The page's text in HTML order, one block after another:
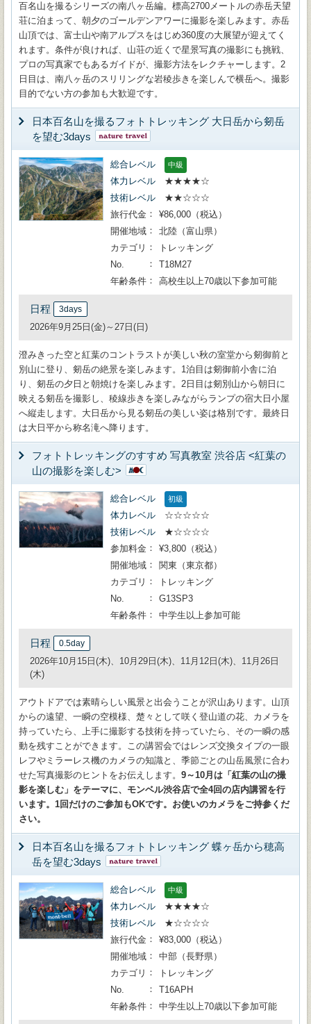
百名山を撮るシリーズの南八ヶ岳編。標高2700メートルの赤岳天望
荘に泊まって、朝夕のゴールデンアワーに撮影を楽しみます。赤岳
山頂では、富士山や南アルプスをはじめ360度の大展望が迎えてく
れます。条件が良ければ、山荘の近くで星景写真の撮影にも挑戦、
プロの写真家でもあるガイドが、撮影方法をレクチャーします。2
日目は、南八ヶ岳のスリリングな岩稜歩きを楽しんで横岳へ。撮影
目的でない方の参加も大歓迎です。
日本百名山を撮るフォトトレッキング 大日岳から剱岳
を望む3days
総合レベル 中級
体力レベル
★★★★☆
技術レベル
★★☆☆☆
旅行代金
¥86,000（税込）
開催地域
北陸（富山県）
カテゴリ
トレッキング
No.
T18M27
年齢条件
高校生以上70歳以下参加可能
日程 3days
2026年9月25日(金)～27日(日)
澄みきった空と紅葉のコントラストが美しい秋の室堂から剱御前と
別山に登り、剱岳の絶景を楽しみます。1泊目は剱御前小舎に泊
り、剱岳の夕日と朝焼けを楽しみます。2日目は剱別山から朝日に
映える剱岳を撮影し、稜線歩きを楽しみながらランプの宿大日小屋
へ縦走します。大日岳から見る剱岳の美しい姿は格別です。最終日
は大日平から称名滝へ降ります。
フォトトレッキングのすすめ 写真教室 渋谷店 <紅葉の
山の撮影を楽しむ>
総合レベル 初級
体力レベル
☆☆☆☆☆
技術レベル
★☆☆☆☆
参加料金
¥3,800（税込）
開催地域
関東（東京都）
カテゴリ
トレッキング
No.
G13SP3
年齢条件
中学生以上参加可能
日程 0.5day
2026年10月15日(木)、10月29日(木)、11月12日(木)、11月26日
(木)
アウトドアでは素晴らしい風景と出会うことが沢山あります。山頂
からの遠望、一瞬の空模様、楚々として咲く登山道の花、カメラを
持っていたら、上手に撮影する技術を持っていたら、その一瞬の感
動を残すことができます。この講習会ではレンズ交換タイプの一眼
レフやミラーレス機のカメラの知識と、季節ごとの山岳風景に合わ
せた写真撮影のヒントをお伝えします。 9～10月は「紅葉の山の撮
影を楽しむ」をテーマに、モンベル渋谷店で全4回の店内講習を行
います。1回だけのご参加もOKです。お使いのカメラをご持参くだ
さい。
日本百名山を撮るフォトトレッキング 蝶ヶ岳から穂高
岳を望む3days
総合レベル 中級
体力レベル
★★★★☆
技術レベル
★☆☆☆☆
旅行代金
¥83,000（税込）
開催地域
中部（長野県）
カテゴリ
トレッキング
No.
T16APH
年齢条件
中学生以上70歳以下参加可能